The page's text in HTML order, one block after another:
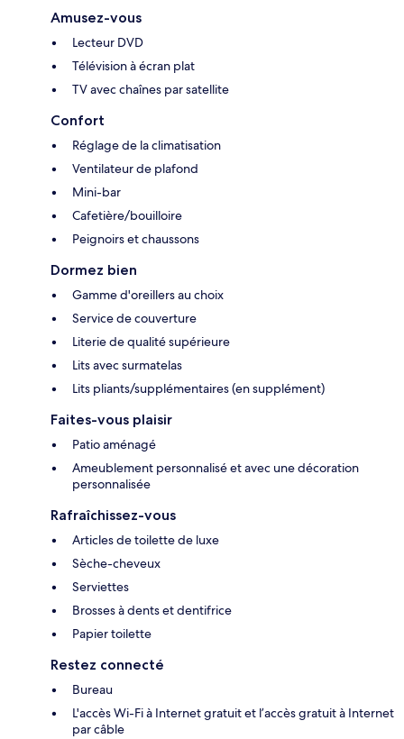
Amusez-vous
Lecteur DVD
Télévision à écran plat
TV avec chaînes par satellite
Confort
Réglage de la climatisation
Ventilateur de plafond
Mini-bar
Cafetière/bouilloire
Peignoirs et chaussons
Dormez bien
Gamme d'oreillers au choix
Service de couverture
Literie de qualité supérieure
Lits avec surmatelas
Lits pliants/supplémentaires (en supplément)
Faites-vous plaisir
Patio aménagé
Ameublement personnalisé et avec une décoration
personnalisée
Rafraîchissez-vous
Articles de toilette de luxe
Sèche-cheveux
Serviettes
Brosses à dents et dentifrice
Papier toilette
Restez connecté
Bureau
L'accès Wi-Fi à Internet gratuit et l’accès gratuit à Internet
par câble